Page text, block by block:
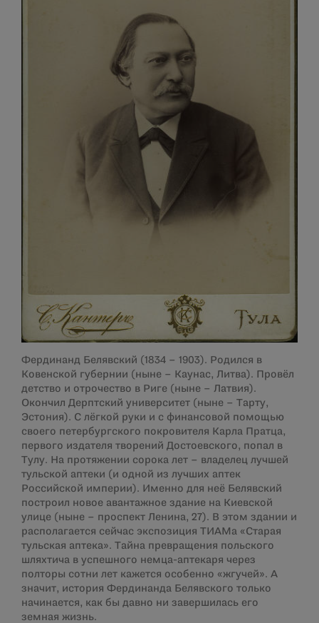
Фердинанд Белявский (1834 – 1903). Родился в
Ковенской губернии (ныне – Каунас, Литва). Провёл
детство и отрочество в Риге (ныне – Латвия).
Окончил Дерптский университет (ныне – Тарту,
Эстония). С лёгкой руки и с финансовой помощью
своего петербургского покровителя Карла Пратца,
первого издателя творений Достоевского, попал в
Тулу. На протяжении сорока лет – владелец лучшей
тульской аптеки (и одной из лучших аптек
Российской империи). Именно для неё Белявский
построил новое авантажное здание на Киевской
улице (ныне – проспект Ленина, 27). В этом здании и
располагается сейчас экспозиция ТИАМа «Старая
тульская аптека». Тайна превращения польского
шляхтича в успешного немца-аптекаря через
полторы сотни лет кажется особенно «жгучей». А
значит, история Фердинанда Белявского только
начинается, как бы давно ни завершилась его
земная жизнь.